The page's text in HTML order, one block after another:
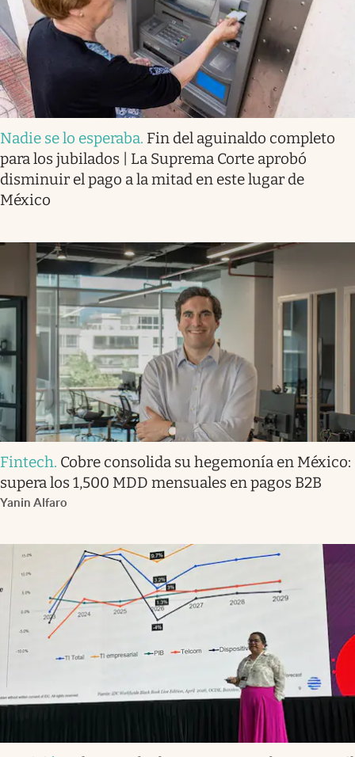
Nadie se lo esperaba. Fin del aguinaldo completo
para los jubilados | La Suprema Corte aprobó
disminuir el pago a la mitad en este lugar de
México
Fintech. Cobre consolida su hegemonía en México:
supera los 1,500 MDD mensuales en pagos B2B
Yanin Alfaro